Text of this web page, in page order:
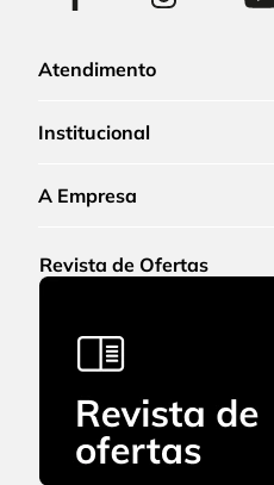
Atendimento
Institucional
A Empresa
Revista de Ofertas